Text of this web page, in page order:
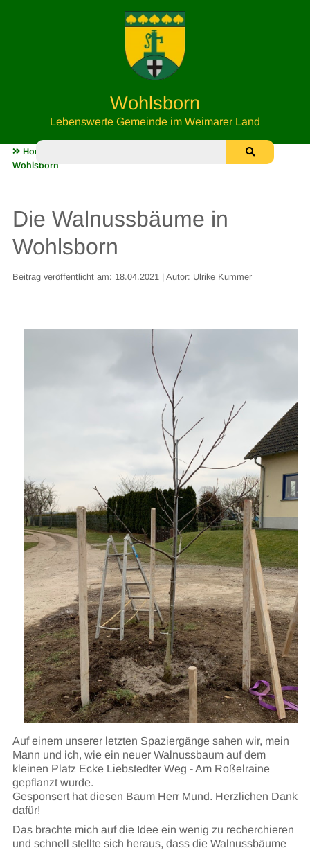
Wohlsborn
Lebenswerte Gemeinde im Weimarer Land
Home
Die Walnussbäume in
Wohlsborn
Die Walnussbäume in
Wohlsborn
Beitrag veröffentlicht am: 18.04.2021 | Autor: Ulrike Kummer
Auf einem unserer letzten Spaziergänge sahen wir, mein
Mann und ich, wie ein neuer Walnussbaum auf dem
kleinen Platz Ecke Liebstedter Weg - Am Roßelraine
gepflanzt wurde.
Gesponsert hat diesen Baum Herr Mund. Herzlichen Dank
dafür!
Das brachte mich auf die Idee ein wenig zu recherchieren
und schnell stellte sich heraus, dass die Walnussbäume